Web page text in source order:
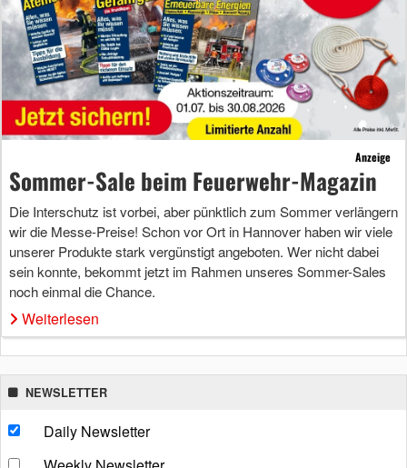
Anzeige
Sommer-Sale beim Feuerwehr-Magazin
Die Interschutz ist vorbei, aber pünktlich zum Sommer verlängern
wir die Messe-Preise! Schon vor Ort in Hannover haben wir viele
unserer Produkte stark vergünstigt angeboten. Wer nicht dabei
sein konnte, bekommt jetzt im Rahmen unseres Sommer-Sales
noch einmal die Chance.
Weiterlesen
NEWSLETTER
Daily Newsletter